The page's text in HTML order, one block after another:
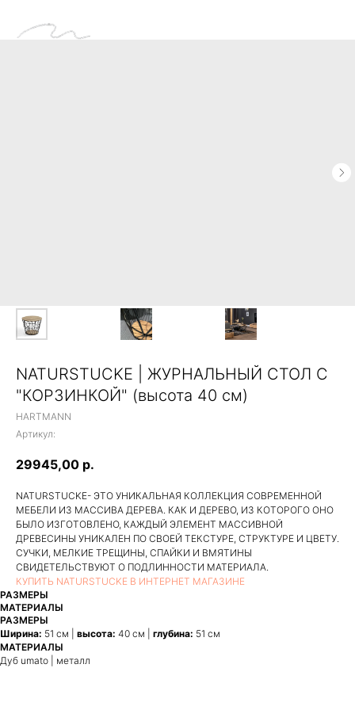
NATURSTUCKE | ЖУРНАЛЬНЫЙ СТОЛ С
"КОРЗИНКОЙ" (высота 40 см)
HARTMANN
Артикул:
29945,00 р.
NATURSTUCKE- ЭТО УНИКАЛЬНАЯ КОЛЛЕКЦИЯ СОВРЕМЕННОЙ
МЕБЕЛИ ИЗ МАССИВА ДЕРЕВА. КАК И ДЕРЕВО, ИЗ КОТОРОГО ОНО
БЫЛО ИЗГОТОВЛЕНО, КАЖДЫЙ ЭЛЕМЕНТ МАССИВНОЙ
ДРЕВЕСИНЫ УНИКАЛЕН ПО СВОЕЙ ТЕКСТУРЕ, СТРУКТУРЕ И ЦВЕТУ.
СУЧКИ, МЕЛКИЕ ТРЕЩИНЫ, СПАЙКИ И ВМЯТИНЫ
СВИДЕТЕЛЬСТВУЮТ О ПОДЛИННОСТИ МАТЕРИАЛА.
КУПИТЬ NATURSTUCKE В ИНТЕРНЕТ МАГАЗИНЕ
РАЗМЕРЫ
МАТЕРИАЛЫ
РАЗМЕРЫ
Ширина: 51 см | высота: 40 см | глубина: 51 см
МАТЕРИАЛЫ
Дуб umato | металл